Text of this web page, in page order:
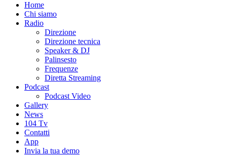
Radio 104
Like It !Home
Chi siamo
Radio
Direzione
Direzione tecnica
Speaker & DJ
Palinsesto
Frequenze
Diretta Streaming
Podcast
Podcast Video
Gallery
News
104 Tv
Contatti
App
Invia la tua demo